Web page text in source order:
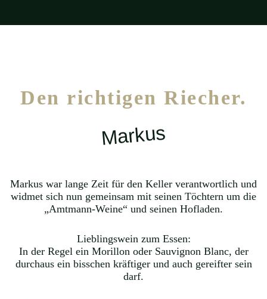
Den richtigen Riecher.
Markus
Markus war lange Zeit für den Keller verantwortlich und
widmet sich nun gemeinsam mit seinen Töchtern um die
„Amtmann-Weine“ und seinen Hofladen.
Lieblingswein zum Essen:
In der Regel ein Morillon oder Sauvignon Blanc, der
durchaus ein bisschen kräftiger und auch gereifter sein
darf.